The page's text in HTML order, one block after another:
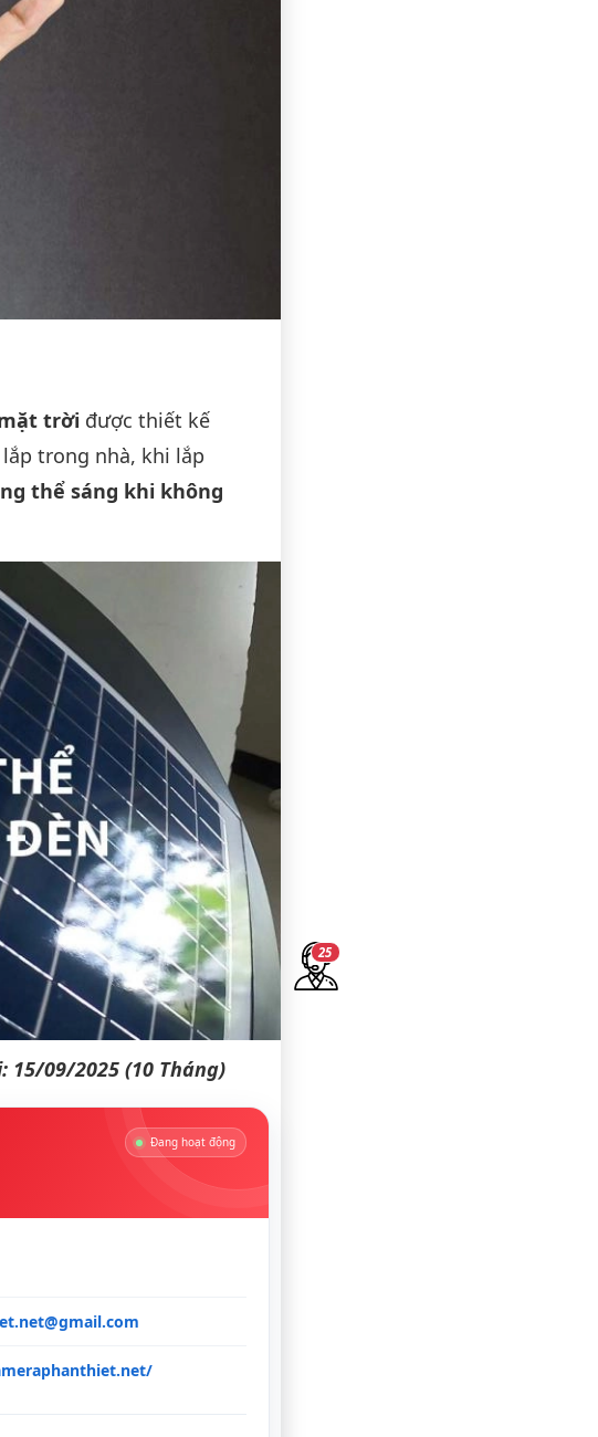
24
trời được thiết kế
trong nhà, khi lắp
thể sáng khi không
15/09/2025 (10 Tháng)
Đang hoạt động